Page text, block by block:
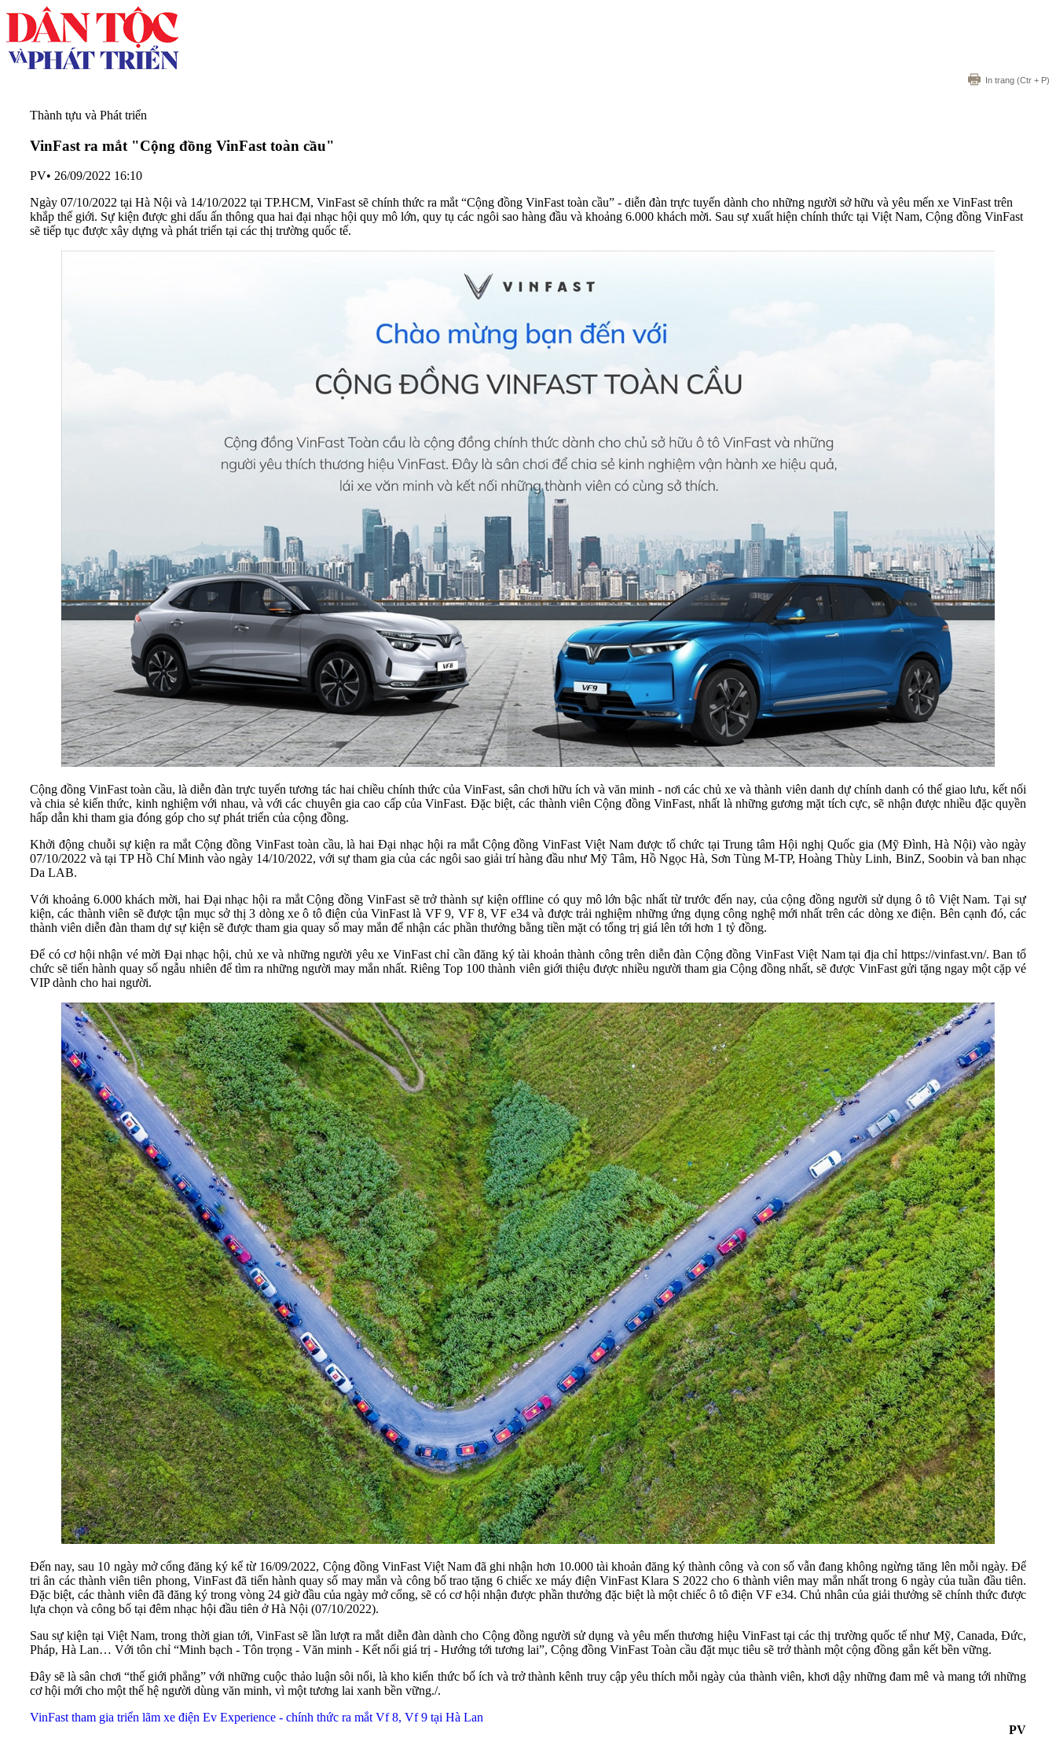
In trang (Ctr + P)
Thành tựu và Phát triển
VinFast ra mắt "Cộng đồng VinFast toàn cầu"
PV• 26/09/2022 16:10
Ngày 07/10/2022 tại Hà Nội và 14/10/2022 tại TP.HCM, VinFast sẽ chính thức ra mắt “Cộng đồng VinFast toàn cầu” - diễn đàn trực tuyến dành cho những người sở hữu và yêu mến xe VinFast trên
khắp thế giới. Sự kiện được ghi dấu ấn thông qua hai đại nhạc hội quy mô lớn, quy tụ các ngôi sao hàng đầu và khoảng 6.000 khách mời. Sau sự xuất hiện chính thức tại Việt Nam, Cộng đồng VinFast
sẽ tiếp tục được xây dựng và phát triển tại các thị trường quốc tế.
Cộng đồng VinFast toàn cầu, là diễn đàn trực tuyến tương tác hai chiều chính thức của VinFast, sân chơi hữu ích và văn minh - nơi các chủ xe và thành viên danh dự chính danh có thể giao lưu, kết nối
và chia sẻ kiến thức, kinh nghiệm với nhau, và với các chuyên gia cao cấp của VinFast. Đặc biệt, các thành viên Cộng đồng VinFast, nhất là những gương mặt tích cực, sẽ nhận được nhiều đặc quyền
hấp dẫn khi tham gia đóng góp cho sự phát triển của cộng đồng.
Khởi động chuỗi sự kiện ra mắt Cộng đồng VinFast toàn cầu, là hai Đại nhạc hội ra mắt Cộng đồng VinFast Việt Nam được tổ chức tại Trung tâm Hội nghị Quốc gia (Mỹ Đình, Hà Nội) vào ngày
07/10/2022 và tại TP Hồ Chí Minh vào ngày 14/10/2022, với sự tham gia của các ngôi sao giải trí hàng đầu như Mỹ Tâm, Hồ Ngọc Hà, Sơn Tùng M-TP, Hoàng Thùy Linh, BinZ, Soobin và ban nhạc
Da LAB.
Với khoảng 6.000 khách mời, hai Đại nhạc hội ra mắt Cộng đồng VinFast sẽ trở thành sự kiện offline có quy mô lớn bậc nhất từ trước đến nay, của cộng đồng người sử dụng ô tô Việt Nam. Tại sự
kiện, các thành viên sẽ được tận mục sở thị 3 dòng xe ô tô điện của VinFast là VF 9, VF 8, VF e34 và được trải nghiệm những ứng dụng công nghệ mới nhất trên các dòng xe điện. Bên cạnh đó, các
thành viên diễn đàn tham dự sự kiện sẽ được tham gia quay số may mắn để nhận các phần thưởng bằng tiền mặt có tổng trị giá lên tới hơn 1 tỷ đồng.
Để có cơ hội nhận vé mời Đại nhạc hội, chủ xe và những người yêu xe VinFast chỉ cần đăng ký tài khoản thành công trên diễn đàn Cộng đồng VinFast Việt Nam tại địa chỉ https://vinfast.vn/. Ban tổ
chức sẽ tiến hành quay số ngẫu nhiên để tìm ra những người may mắn nhất. Riêng Top 100 thành viên giới thiệu được nhiều người tham gia Cộng đồng nhất, sẽ được VinFast gửi tặng ngay một cặp vé
VIP dành cho hai người.
Đến nay, sau 10 ngày mở cổng đăng ký kể từ 16/09/2022, Cộng đồng VinFast Việt Nam đã ghi nhận hơn 10.000 tài khoản đăng ký thành công và con số vẫn đang không ngừng tăng lên mỗi ngày. Để
tri ân các thành viên tiên phong, VinFast đã tiến hành quay số may mắn và công bố trao tặng 6 chiếc xe máy điện VinFast Klara S 2022 cho 6 thành viên may mắn nhất trong 6 ngày của tuần đầu tiên.
Đặc biệt, các thành viên đã đăng ký trong vòng 24 giờ đầu của ngày mở cổng, sẽ có cơ hội nhận được phần thưởng đặc biệt là một chiếc ô tô điện VF e34. Chủ nhân của giải thưởng sẽ chính thức được
lựa chọn và công bố tại đêm nhạc hội đầu tiên ở Hà Nội (07/10/2022).
Sau sự kiện tại Việt Nam, trong thời gian tới, VinFast sẽ lần lượt ra mắt diễn đàn dành cho Cộng đồng người sử dụng và yêu mến thương hiệu VinFast tại các thị trường quốc tế như Mỹ, Canada, Đức,
Pháp, Hà Lan… Với tôn chỉ “Minh bạch - Tôn trọng - Văn minh - Kết nối giá trị - Hướng tới tương lai”, Cộng đồng VinFast Toàn cầu đặt mục tiêu sẽ trở thành một cộng đồng gắn kết bền vững.
Đây sẽ là sân chơi “thế giới phẳng” với những cuộc thảo luận sôi nổi, là kho kiến thức bổ ích và trở thành kênh truy cập yêu thích mỗi ngày của thành viên, khơi dậy những đam mê và mang tới những
cơ hội mới cho một thế hệ người dùng văn minh, vì một tương lai xanh bền vững./.
VinFast tham gia triển lãm xe điện Ev Experience - chính thức ra mắt Vf 8, Vf 9 tại Hà Lan
PV